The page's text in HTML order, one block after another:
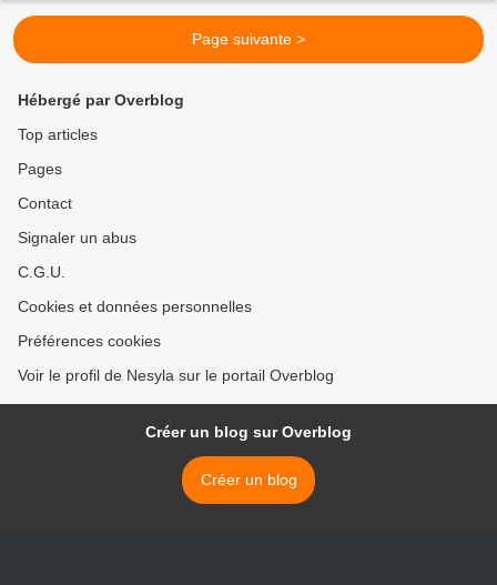
Page suivante >
Hébergé par Overblog
Top articles
Pages
Contact
Signaler un abus
C.G.U.
Cookies et données personnelles
Préférences cookies
Voir le profil de Nesyla sur le portail Overblog
Créer un blog sur Overblog
Créer un blog